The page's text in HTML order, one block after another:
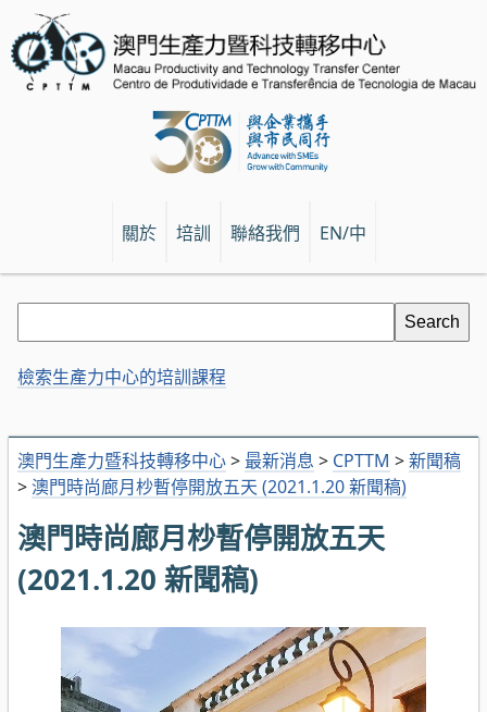
關於 培訓 聯絡我們 EN/中
澳門生產力暨科技轉移中心> 最新消息 > CPTTM >新聞稿
> 澳門時尚廊月杪暫停開放五天 (2021.1.20 新聞稿)
澳門時尚廊月杪暫停開放五天
(2021.1.20 新聞稿)
檢索生產力中心的培訓課程